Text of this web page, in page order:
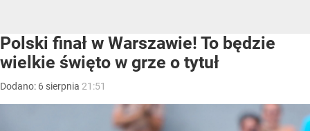
Polski finał w Warszawie! To będzie
wielkie święto w grze o tytuł
Dodano: 6 sierpnia 21:51